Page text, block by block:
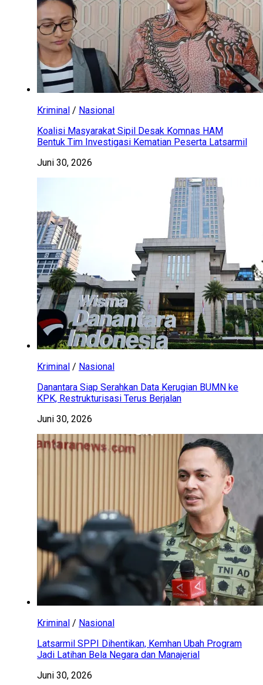
Kriminal / Nasional
Koalisi Masyarakat Sipil Desak Komnas HAM
Bentuk Tim Investigasi Kematian Peserta Latsarmil
Juni 30, 2026
Kriminal / Nasional
Danantara Siap Serahkan Data Kerugian BUMN ke
KPK, Restrukturisasi Terus Berjalan
Juni 30, 2026
Kriminal / Nasional
Latsarmil SPPI Dihentikan, Kemhan Ubah Program
Jadi Latihan Bela Negara dan Manajerial
Juni 30, 2026